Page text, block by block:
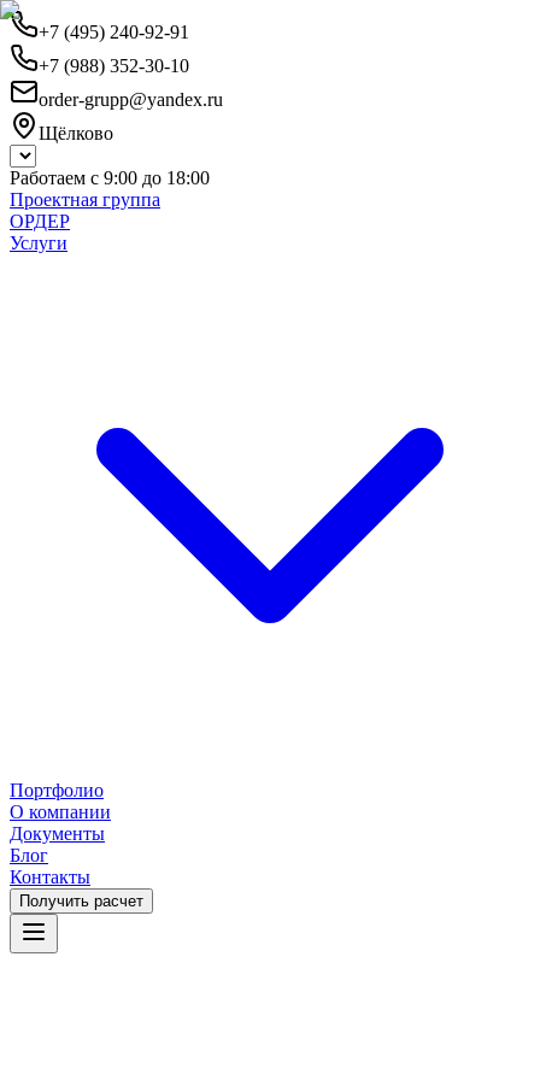
+7 (495) 240-92-91
+7 (988) 352-30-10
order-grupp@yandex.ru
Щёлково
Работаем с 9:00 до 18:00
Проектная группа
ОРДЕР
Услуги
Портфолио
О компании
Документы
Блог
Контакты
Получить расчет